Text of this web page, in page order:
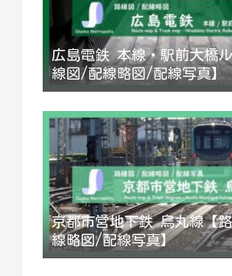
広島電鉄 本線・駅前大橋
線図/配線略図/配線写真】
京都市営地下鉄 烏丸線【
線略図/配線写真】